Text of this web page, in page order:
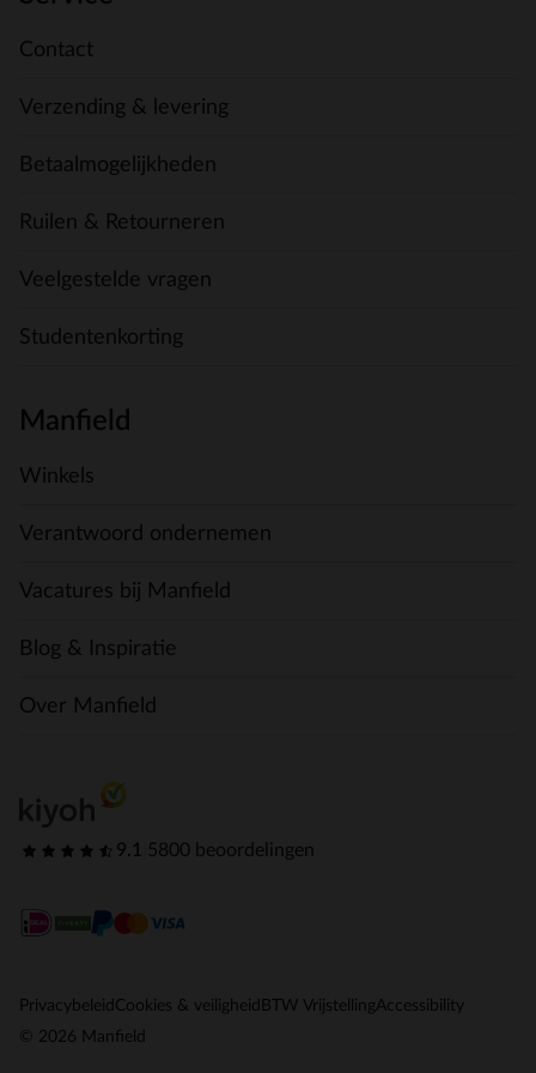
Contact
Verzending & levering
Betaalmogelijkheden
Ruilen & Retourneren
Veelgestelde vragen
Studentenkorting
Manfield
Winkels
Verantwoord ondernemen
Vacatures bij Manfield
Blog & Inspiratie
Over Manfield
9.1 5800 beoordelingen
Privacybeleid Cookies & veiligheid BTW VrijstellingAccessibility
© 2026 Manfield